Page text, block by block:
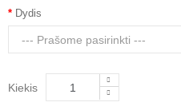
Dydis
Kiekis